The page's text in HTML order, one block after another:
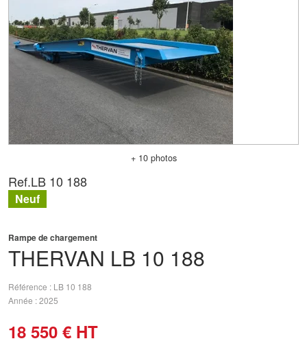
+ 10 photos
THERVAN LB 10 188
Rampe de chargement
Référence
LB 10 188
Année 2025
18 550 € HT
Ref.LB 10 188
Neuf